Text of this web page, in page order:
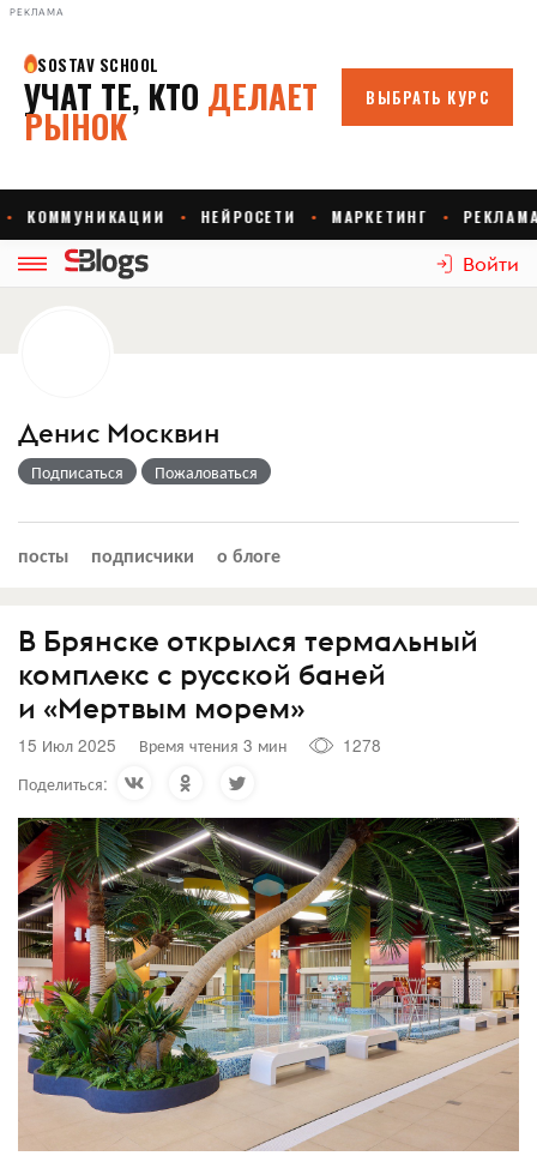
РЕКЛАМА
Войти
Денис Москвин
Подписаться Пожаловаться
посты подписчики о блоге
В Брянске открылся термальный
комплекс с русской баней
и «Мертвым морем»
15 Июл 2025 Время чтения 3 мин
1278
Поделиться: